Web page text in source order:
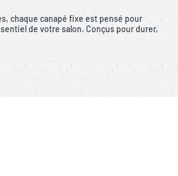
chaque canapé fixe est pensé pour
de votre salon. Conçus pour durer,